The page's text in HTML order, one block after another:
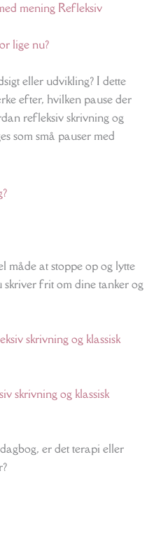
mening Refleksiv
lige nu?
eller udvikling? I dette
efter, hvilken pause der
refleksiv skrivning og
som små pauser med
måde at stoppe op og lytte
skriver frit om dine tanker og
skrivning og klassisk
er det terapi eller